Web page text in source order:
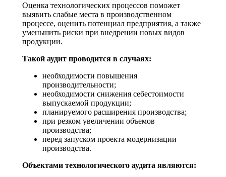
Оценка технологических процессов поможет
выявить слабые места в производственном
процессе, оценить потенциал предприятия, а также
уменьшить риски при внедрении новых видов
продукции.
Такой аудит проводится в случаях:
необходимости повышения
производительности;
необходимости снижения себестоимости
выпускаемой продукции;
планируемого расширения производства;
при резком увеличении объемов
производства;
перед запуском проекта модернизации
производства.
Объектами технологического аудита являются: